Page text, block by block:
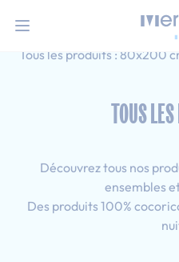
Accueil
Tous les produits : 80x200
TOUS
Découvrez tous nos
ensembles
Des produits 100%